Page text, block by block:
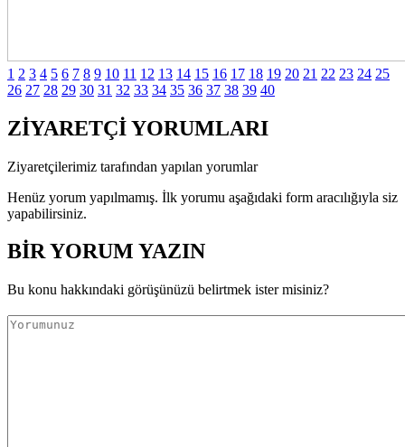
1 2 3 4 5 6 7 8 9 10 11 12 13 14 15 16 17 18 19 20 21 22 23 24 25
26 27 28 29 30 31 32 33 34 35 36 37 38 39 40
ZİYARETÇİ YORUMLARI
Ziyaretçilerimiz tarafından yapılan yorumlar
Henüz yorum yapılmamış. İlk yorumu aşağıdaki form aracılığıyla siz
yapabilirsiniz.
BİR YORUM YAZIN
Bu konu hakkındaki görüşünüzü belirtmek ister misiniz?